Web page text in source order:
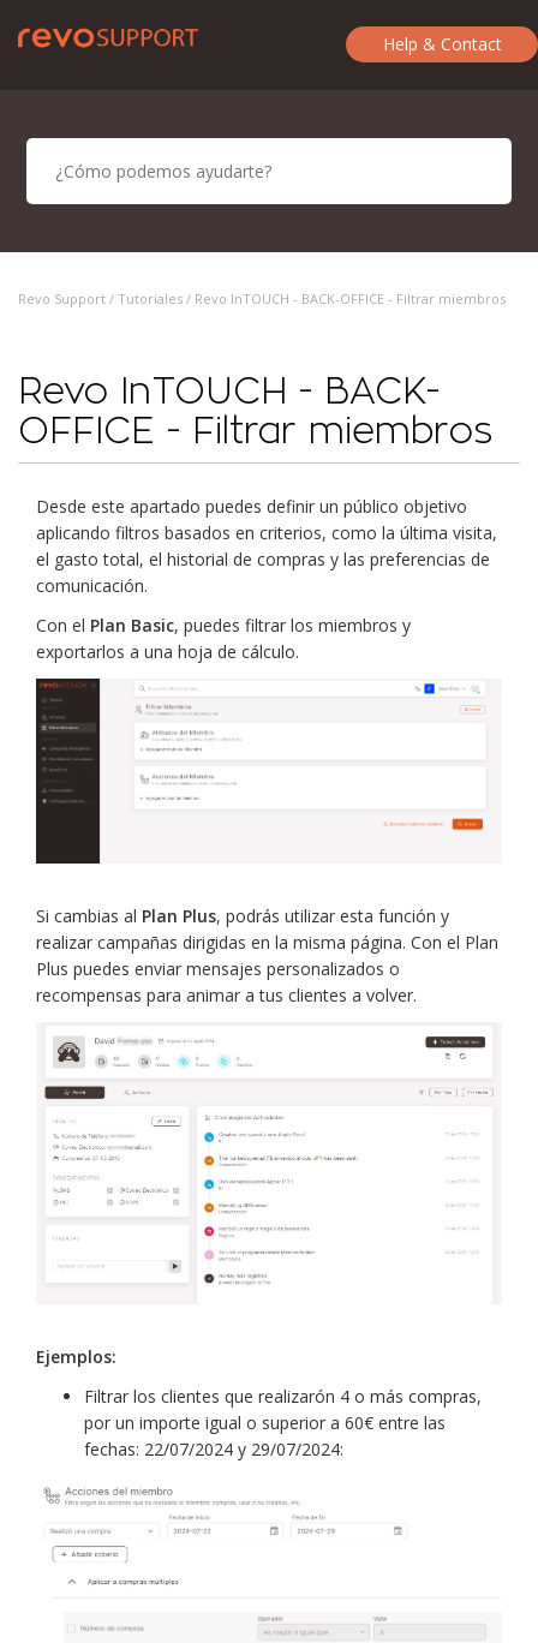
Help & Contact
Revo Support / Tutoriales / Revo InTOUCH - BACK-OFFICE - Filtrar miembros
Revo InTOUCH - BACK-
OFFICE - Filtrar miembros
Desde este apartado puedes definir un público objetivo
aplicando filtros basados en criterios, como la última visita,
el gasto total, el historial de compras y las preferencias de
comunicación.
Con el Plan Basic, puedes filtrar los miembros y
exportarlos a una hoja de cálculo.
Si cambias al Plan Plus, podrás utilizar esta función y
realizar campañas dirigidas en la misma página. Con el Plan
Plus puedes enviar mensajes personalizados o
recompensas para animar a tus clientes a volver.
Ejemplos:
Filtrar los clientes que realizarón 4 o más compras,
por un importe igual o superior a 60€ entre las
fechas: 22/07/2024 y 29/07/2024: